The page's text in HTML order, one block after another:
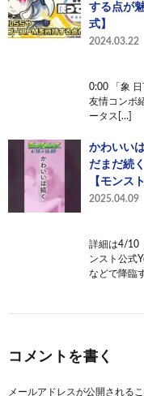
する点が
式】
2024.03.22
0:00 「象
友情コンボ
ータス[…]
かわいい
だまだ続
【モンス
2025.04.09
詳細は4/10
ンスト公式
などで降臨
コメントを書く
メールアドレスが公開される